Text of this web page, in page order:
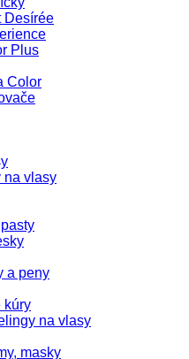
Desírée
Plus
Color
na vlasy
a peny
kúry
na vlasy
masky